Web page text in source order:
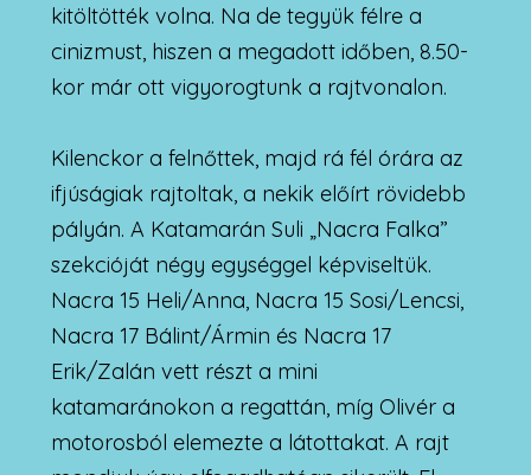
kitöltötték volna. Na de tegyük félre a
cinizmust, hiszen a megadott időben, 8.50-
kor már ott vigyorogtunk a rajtvonalon.
Kilenckor a felnőttek, majd rá fél órára az
ifjúságiak rajtoltak, a nekik előírt rövidebb
pályán. A Katamarán Suli „Nacra Falka”
szekcióját négy egységgel képviseltük.
Nacra 15 Heli/Anna, Nacra 15 Sosi/Lencsi,
Nacra 17 Bálint/Ármin és Nacra 17
Erik/Zalán vett részt a mini
katamaránokon a regattán, míg Olivér a
motorosból elemezte a látottakat. A rajt